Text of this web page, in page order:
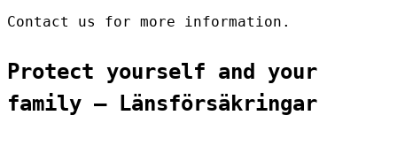
Contact us for more information.
Protect yourself and your
family – Länsförsäkringar